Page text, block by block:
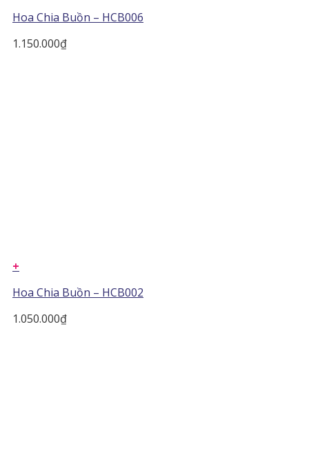
Hoa Chia Buồn – HCB006
1.150.000₫
+
Hoa Chia Buồn – HCB002
1.050.000₫